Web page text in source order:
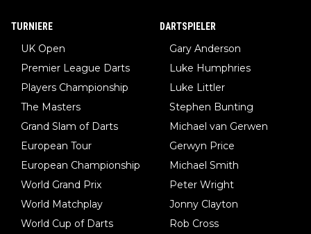
TURNIERE
UK Open
Premier League Darts
Players Championship
The Masters
Grand Slam of Darts
European Tour
European Championship
World Grand Prix
World Matchplay
World Cup of Darts
DARTSPIELER
Gary Anderson
Luke Humphries
Luke Littler
Stephen Bunting
Michael van Gerwen
Gerwyn Price
Michael Smith
Peter Wright
Jonny Clayton
Rob Cross